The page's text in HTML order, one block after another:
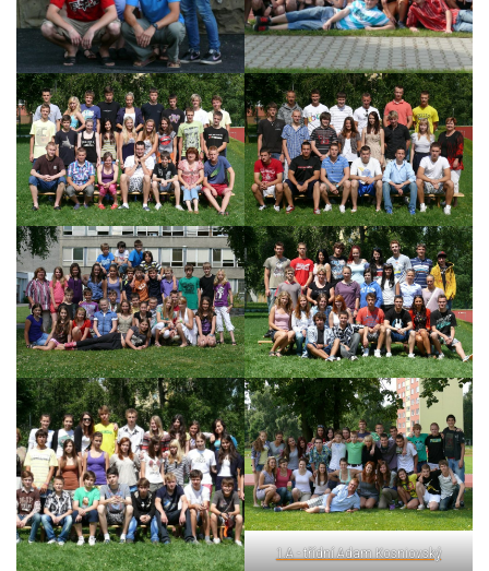
1.A - třídní Adam Kosniovský